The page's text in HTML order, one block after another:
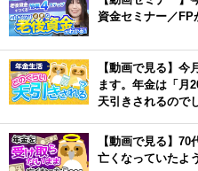
資金セミナー／FP
【動画で見る】今
ます。年金は「月
天引きされるので
【動画で見る】70
亡くなっていたよ